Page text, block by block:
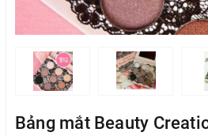
Bảng mắt Beauty